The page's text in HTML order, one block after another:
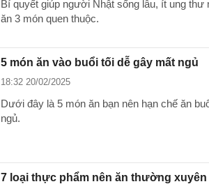
Bí quyết giúp người Nhật sống lâu, ít ung
ăn 3 món quen thuộc.
5 món ăn vào buổi tối dễ gây mất ngủ
18:32 20/02/2025
Dưới đây là 5 món ăn bạn nên hạn chế ăn
ngủ.
7 loại thực phẩm nên ăn thường